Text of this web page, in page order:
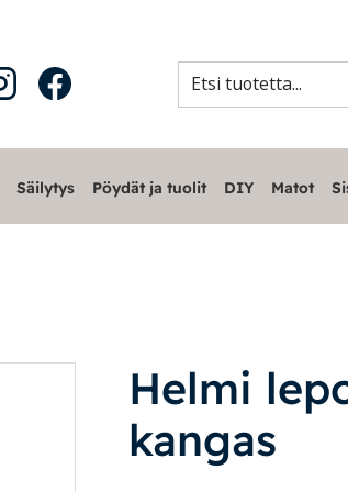
Säilytys Pöydät ja tuolit DIY Matot
Helmi
kangas